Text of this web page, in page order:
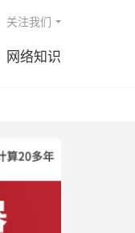
网络知识
关注我们